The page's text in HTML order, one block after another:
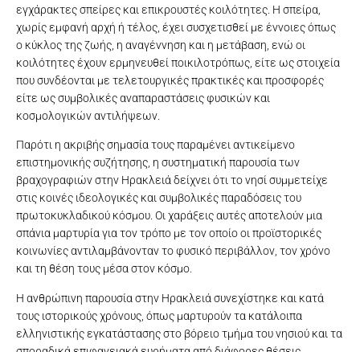
εγχάρακτες σπείρες και επικρουστές κοιλότητες. Η σπείρα,
χωρίς εμφανή αρχή ή τέλος, έχει συσχετισθεί με έννοιες όπως
ο κύκλος της ζωής, η αναγέννηση και η μετάβαση, ενώ οι
κοιλότητες έχουν ερμηνευθεί ποικιλοτρόπως, είτε ως στοιχεία
που συνδέονται με τελετουργικές πρακτικές και προσφορές
είτε ως συμβολικές αναπαραστάσεις φυσικών και
κοσμολογικών αντιλήψεων.
Παρότι η ακριβής σημασία τους παραμένει αντικείμενο
επιστημονικής συζήτησης, η συστηματική παρουσία των
βραχογραφιών στην Ηρακλειά δείχνει ότι το νησί συμμετείχε
στις κοινές ιδεολογικές και συμβολικές παραδόσεις του
πρωτοκυκλαδικού κόσμου. Οι χαράξεις αυτές αποτελούν μια
σπάνια μαρτυρία για τον τρόπο με τον οποίο οι προϊστορικές
κοινωνίες αντιλαμβάνονταν το φυσικό περιβάλλον, τον χρόνο
και τη θέση τους μέσα στον κόσμο.
Η ανθρώπινη παρουσία στην Ηρακλειά συνεχίστηκε και κατά
τους ιστορικούς χρόνους, όπως μαρτυρούν τα κατάλοιπα
ελληνιστικής εγκατάστασης στο βόρειο τμήμα του νησιού και τα